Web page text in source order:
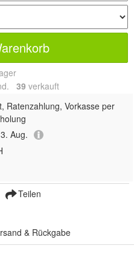
39 verkauft
Ratenzahlung, Vorkasse per
Aug.
Teilen
& Rückgabe